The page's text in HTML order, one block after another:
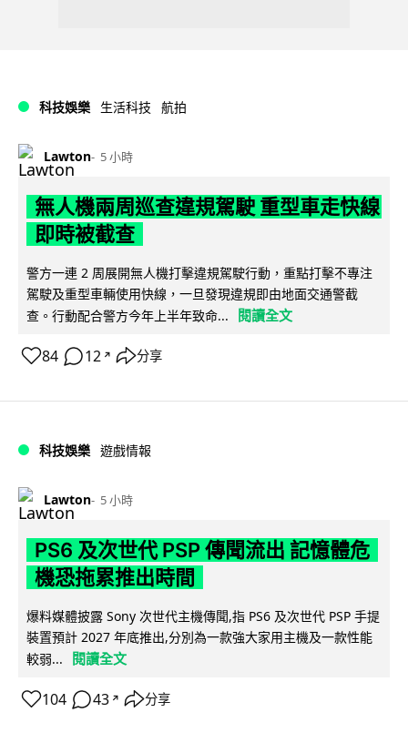
科技娛樂 生活科技 航拍
Lawton 5 小時
無人機兩周巡查違規駕駛 重型車走快線
即時被截查
警方一連 2 周展開無人機打擊違規駕駛行動，重點打擊不專注
駕駛及重型車輛使用快線，一旦發現違規即由地面交通警截
查。行動配合警方今年上半年致命...
閱讀全文
84 12 ↗ 分享
科技娛樂 遊戲情報
Lawton 5 小時
PS6 及次世代 PSP 傳聞流出 記憶體危
機恐拖累推出時間
爆料媒體披露 Sony 次世代主機傳聞,指 PS6 及次世代 PSP 手提
裝置預計 2027 年底推出,分別為一款強大家用主機及一款性能
較弱...
閱讀全文
104 43 ↗ 分享